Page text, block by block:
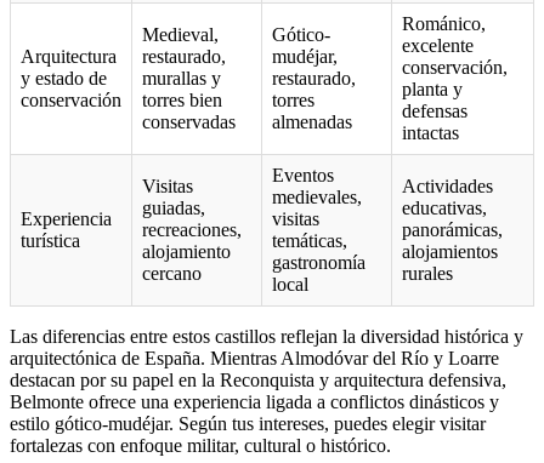
Arquitectura
y estado de
conservación
Medieval,
restaurado,
murallas y
torres bien
conservadas
Gótico-
mudéjar,
restaurado,
torres
almenadas
Románico,
excelente
conservación,
planta y
defensas
intactas
Experiencia
turística
Visitas
guiadas,
recreaciones,
alojamiento
cercano
Eventos
medievales,
visitas
temáticas,
gastronomía
local
Actividades
educativas,
panorámicas,
alojamientos
rurales
Las diferencias entre estos castillos reflejan la diversidad histórica y
arquitectónica de España. Mientras Almodóvar del Río y Loarre
destacan por su papel en la Reconquista y arquitectura defensiva,
Belmonte ofrece una experiencia ligada a conflictos dinásticos y
estilo gótico-mudéjar. Según tus intereses, puedes elegir visitar
fortalezas con enfoque militar, cultural o histórico.